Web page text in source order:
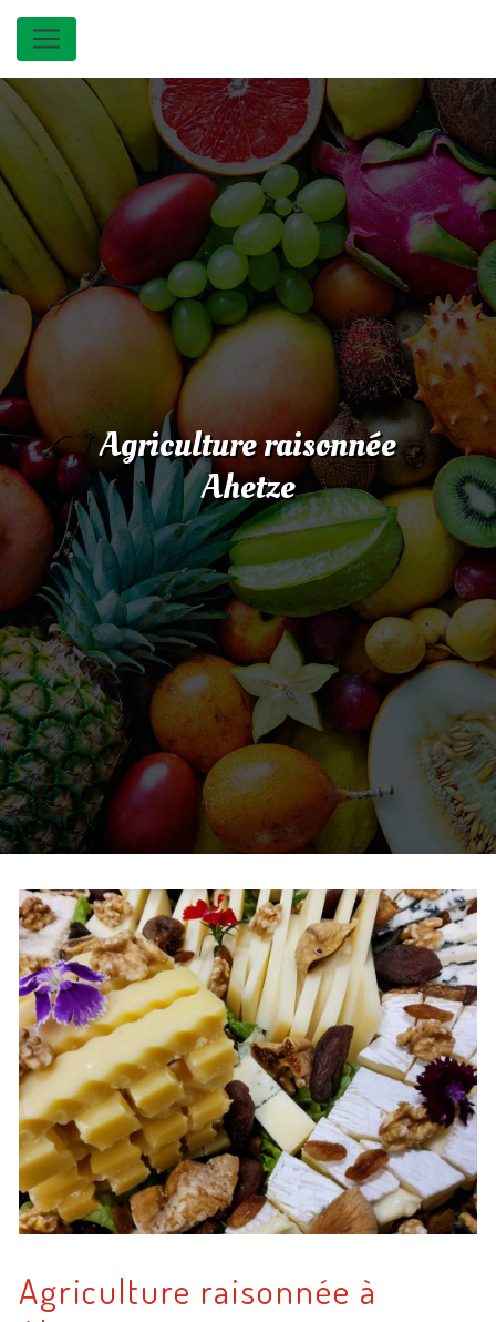
Agriculture raisonnée
Ahetze
Agriculture raisonnée à
Panneau de gestion des cookies